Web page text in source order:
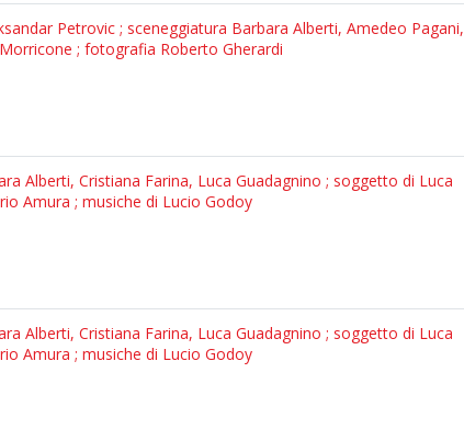
Petrovic ; sceneggiatura Barbara Alberti, Amedeo Pagani,
; fotografia Roberto Gherardi
Alberti, Cristiana Farina, Luca Guadagnino ; soggetto di Luca
Amura ; musiche di Lucio Godoy
Alberti, Cristiana Farina, Luca Guadagnino ; soggetto di Luca
Amura ; musiche di Lucio Godoy